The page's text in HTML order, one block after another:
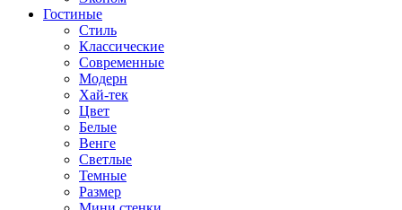
Гостиные
Стиль
Классические
Современные
Модерн
Хай-тек
Цвет
Белые
Венге
Светлые
Темные
Размер